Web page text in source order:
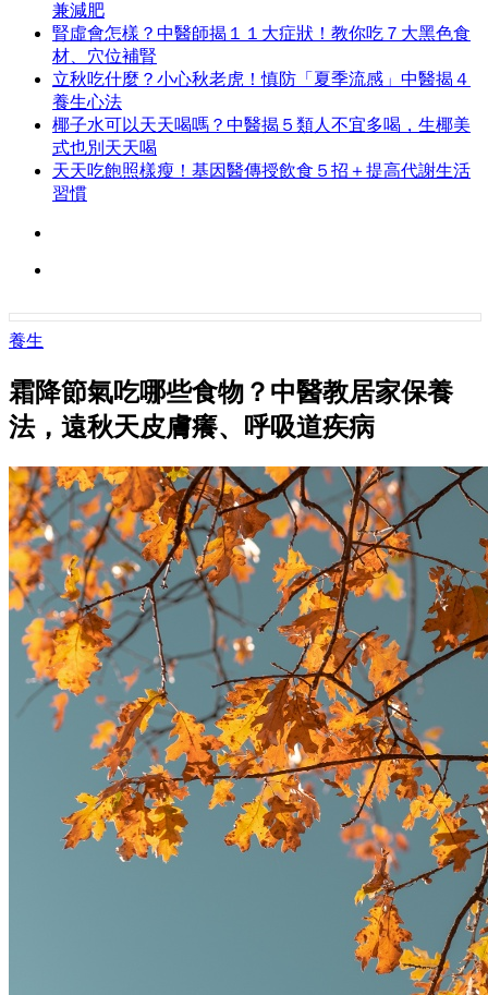
兼減肥
腎虛會怎樣？中醫師揭１１大症狀！教你吃７大黑色食
材、穴位補腎
立秋吃什麼？小心秋老虎！慎防「夏季流感」中醫揭４
養生心法
椰子水可以天天喝嗎？中醫揭５類人不宜多喝，生椰美
式也別天天喝
天天吃飽照樣瘦！基因醫傳授飲食５招＋提高代謝生活
習慣
養生
霜降節氣吃哪些食物？中醫教居家保養
法，遠秋天皮膚癢、呼吸道疾病